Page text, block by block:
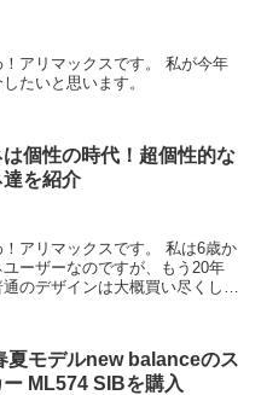
マックスです。 私が今年
たいと思います。
は個性の時代！超個性的な
達を紹介
マックスです。 私は6歳か
ーザーなのですが、もう20年
のデザインは大概買い尽くし
夏モデルnew balanceのス
ー ML574 SIBを購入